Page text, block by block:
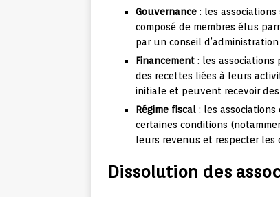
Gouvernance : les
composé de membres élus
par un conseil
Financement : les associations
des recettes liées à leurs
initiale et peuvent recevoir
Régime fiscal : les
certaines conditions
leurs revenus et respecter
Dissolution des